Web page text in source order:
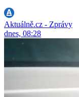
Aktuálně.cz - Zprávy
dnes, 08:28